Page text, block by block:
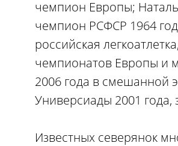
чемпион Европы;
чемпион РСФСР 1964
российская
чемпионатов Европы и
2006 года в смешанной
Универсиады 2001 года,
Известных северянок